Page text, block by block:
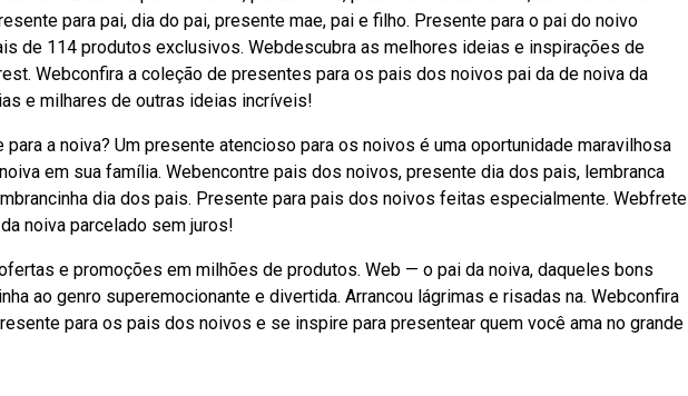
para pai, dia do pai, presente mae, pai e filho. Presente para o pai do noivo
de 114 produtos exclusivos. Webdescubra as melhores ideias e inspirações de
Webconfira a coleção de presentes para os pais dos noivos pai da de noiva da
e milhares de outras ideias incríveis!
a noiva? Um presente atencioso para os noivos é uma oportunidade maravilhosa
em sua família. Webencontre pais dos noivos, presente dia dos pais, lembranca
dia dos pais. Presente para pais dos noivos feitas especialmente. Webfrete
noiva parcelado sem juros!
e promoções em milhões de produtos. Web — o pai da noiva, daqueles bons
ao genro superemocionante e divertida. Arrancou lágrimas e risadas na. Webconfira
para os pais dos noivos e se inspire para presentear quem você ama no grande